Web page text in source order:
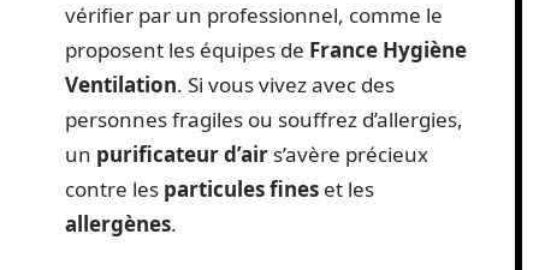
vérifier par un professionnel, comme le
proposent les équipes de France Hygiène
Ventilation. Si vous vivez avec des
personnes fragiles ou souffrez d’allergies,
un purificateur d’air s’avère précieux
contre les particules fines et les
allergènes.